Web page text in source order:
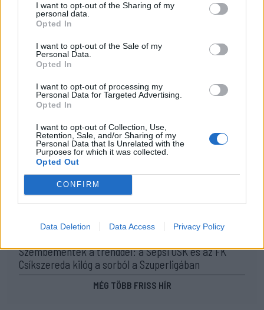
I want to opt-out of the Sharing of my
personal data.
Opted In
I want to opt-out of the Sale of my
Personal Data.
Opted In
I want to opt-out of processing my
Personal Data for Targeted Advertising.
Opted In
I want to opt-out of Collection, Use,
Retention, Sale, and/or Sharing of my
Personal Data that Is Unrelated with the
Purposes for which it was collected.
Opted Out
CONFIRM
Data Deletion Data Access Privacy Policy
20:34
Könnyed győzelemmel jutott tovább a Gyergyói VSK
a Román Kupában
19:55
Udvarhely körzeti focibajnokság összetétele
Kezdési időpontot kapott a székely derbi
15:50
Intenzív felkészülés után magabiztosan várják a
bajnoki rajtot az FK Csíkszereda fiataljai
14:42
Visszavonul a Brassóban és Csíkszeredában is védő
Szembementek a trenddel: a Sepsi OSK és az FK
Csíkszereda kilóg a sorból a Szuperligában
MÉG TÖBB FRISS HÍR